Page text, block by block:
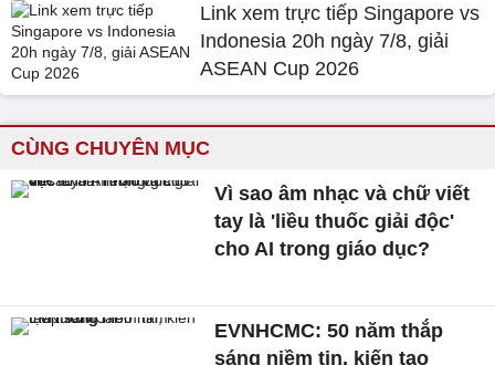
Link xem trực tiếp Singapore vs
Indonesia 20h ngày 7/8, giải
ASEAN Cup 2026
CÙNG CHUYÊN MỤC
Vì sao âm nhạc và chữ viết
tay là 'liều thuốc giải độc'
cho AI trong giáo dục?
EVNHCMC: 50 năm thắp
sáng niềm tin, kiến tạo